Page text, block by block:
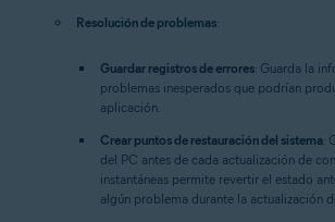
Resolución de problemas:
Guardar registros de errores: Guarda la
problemas inesperados que podrían
aplicación.
Crear puntos de restauración del sistema:
del PC antes de cada actualización de
instantáneas permite revertir el estado
algún problema durante la actualización